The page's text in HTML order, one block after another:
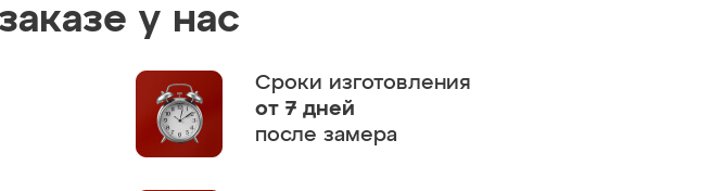
у нас
Сроки изготовления
от 7 дней
после замера